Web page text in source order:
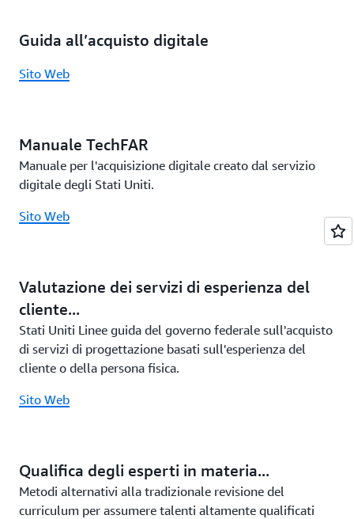
Guida all’acquisto digitale
Sito Web
Manuale TechFAR
Manuale per l'acquisizione digitale creato dal servizio
digitale degli Stati Uniti.
Sito Web
Valutazione dei servizi di esperienza del
cliente...
Stati Uniti Linee guida del governo federale sull'acquisto
di servizi di progettazione basati sull'esperienza del
cliente o della persona fisica.
Sito Web
Qualifica degli esperti in materia...
Metodi alternativi alla tradizionale revisione del
curriculum per assumere talenti altamente qualificati